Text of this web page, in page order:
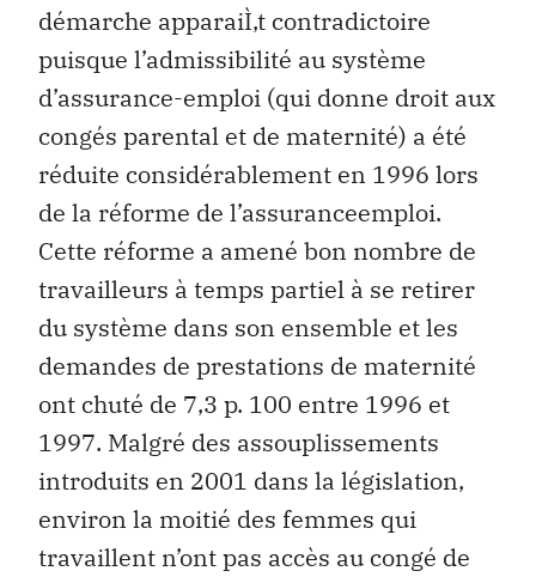
démarche apparaiÌ‚t contradictoire
puisque l’admissibilité au système
d’assurance-emploi (qui donne droit aux
congés parental et de maternité) a été
réduite considérablement en 1996 lors
de la réforme de l’assuranceemploi.
Cette réforme a amené bon nombre de
travailleurs à temps partiel à se retirer
du système dans son ensemble et les
demandes de prestations de maternité
ont chuté de 7,3 p. 100 entre 1996 et
1997. Malgré des assouplissements
introduits en 2001 dans la législation,
environ la moitié des femmes qui
travaillent n’ont pas accès au congé de